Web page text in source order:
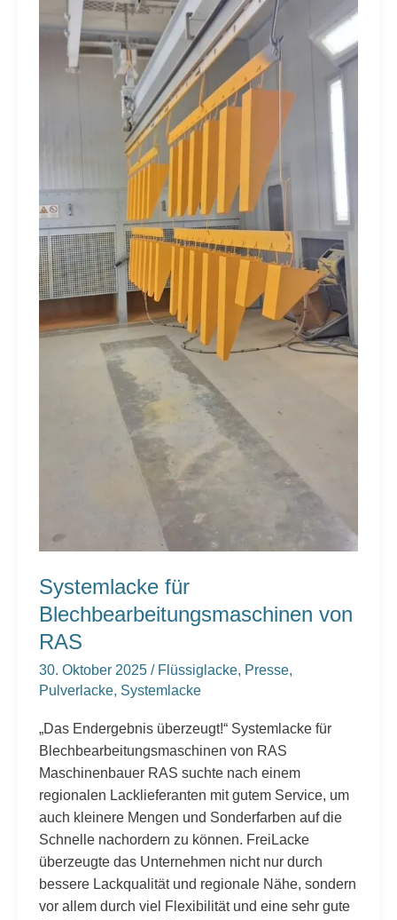
Systemlacke für
Blechbearbeitungsmaschinen von
RAS
30. Oktober 2025 / Flüssiglacke, Presse,
Pulverlacke, Systemlacke
„Das Endergebnis überzeugt!“ Systemlacke für
Blechbearbeitungsmaschinen von RAS
Maschinenbauer RAS suchte nach einem
regionalen Lacklieferanten mit gutem Service, um
auch kleinere Mengen und Sonderfarben auf die
Schnelle nachordern zu können. FreiLacke
überzeugte das Unternehmen nicht nur durch
bessere Lackqualität und regionale Nähe, sondern
vor allem durch viel Flexibilität und eine sehr gute